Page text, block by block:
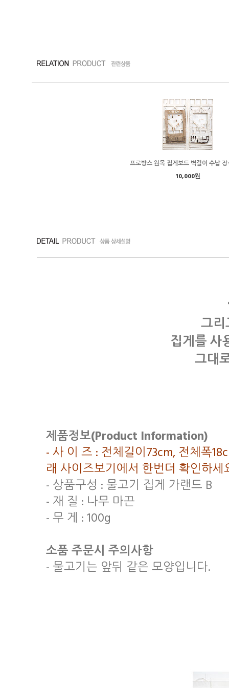
프로방스 원목 집게보드 벽걸이 수납
10,000원
그
집게를 사
그대
제품정보(Product Information)
- 사 이 즈 : 전체길이73cm, 전체폭
래 사이즈보기에서 한번더 확인하세
- 상품구성 : 물고기 집게 가랜드 B
- 재 질 : 나무 마끈
- 무 게 : 100g
소품 주문시 주의사항
- 물고기는 앞뒤 같은 모양입니다.